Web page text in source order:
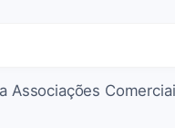
Associações